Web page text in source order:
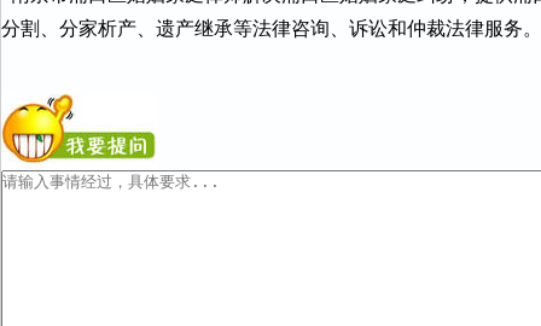
分割、分家析产、遗产继承等法律咨询、诉讼和仲裁法律服务。